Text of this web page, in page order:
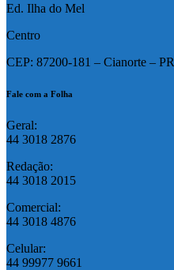
Ed. Ilha do Mel
Centro
CEP: 87200-181 – Cianorte – PR
Fale com a Folha
Geral:
44 3018 2876
Redação:
44 3018 2015
Comercial:
44 3018 4876
Celular:
44 99977 9661